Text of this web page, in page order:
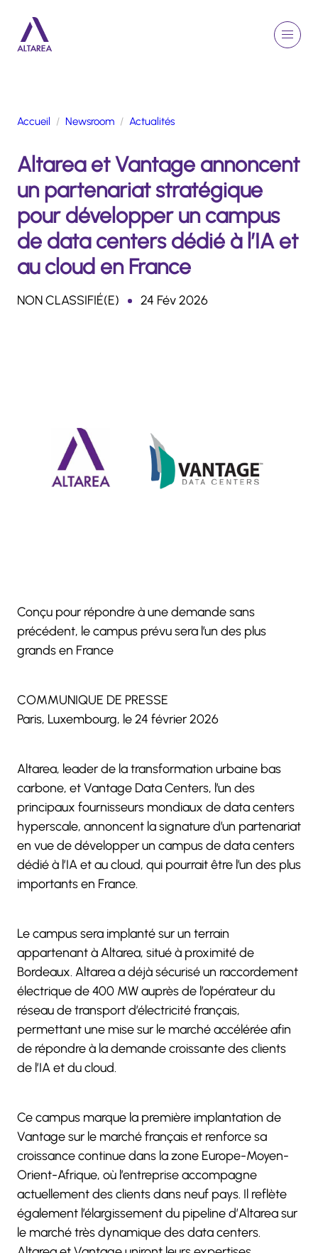
Menu
ACTIVITÉS
ENGAGEMENTS
TALENTS
FINANCE
NEWSROOM
PORTFOLIO
Rechercher
Accueil Newsroom Actualités
Altarea et Vantage annoncent
un partenariat stratégique
pour développer un campus
de data centers dédié à l’IA et
au cloud en France
NON CLASSIFIÉ(E) 24 Fév 2026
Conçu pour répondre à une demande sans
précédent, le campus prévu sera l’un des plus
grands en France
COMMUNIQUE DE PRESSE
Paris, Luxembourg, le 24 février 2026
Altarea, leader de la transformation urbaine bas
carbone, et Vantage Data Centers, l’un des
principaux fournisseurs mondiaux de data centers
hyperscale, annoncent la signature d’un partenariat
en vue de développer un campus de data centers
dédié à l’IA et au cloud, qui pourrait être l’un des plus
importants en France.
Le campus sera implanté sur un terrain
appartenant à Altarea, situé à proximité de
Bordeaux. Altarea a déjà sécurisé un raccordement
électrique de 400 MW auprès de l’opérateur du
réseau de transport d’électricité français,
permettant une mise sur le marché accélérée afin
de répondre à la demande croissante des clients
de l’IA et du cloud.
Ce campus marque la première implantation de
Vantage sur le marché français et renforce sa
croissance continue dans la zone Europe-Moyen-
Orient-Afrique, où l’entreprise accompagne
actuellement des clients dans neuf pays. Il reflète
également l’élargissement du pipeline d’Altarea sur
le marché très dynamique des data centers.